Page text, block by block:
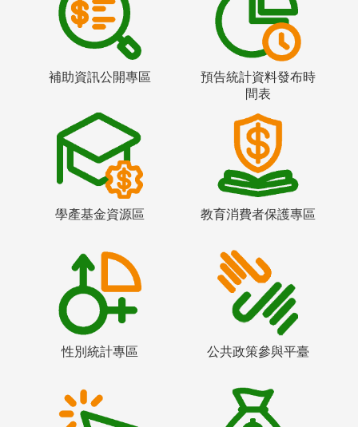
補助資訊公開專區
預告統計資料發布時
間表
學產基金資源區 教育消費者保護專區
性別統計專區 公共政策參與平臺